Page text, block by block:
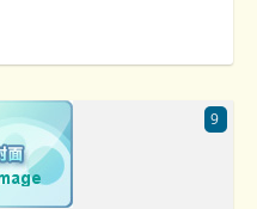
9